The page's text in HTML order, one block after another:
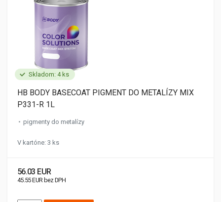
Skladom: 4 ks
HB BODY BASECOAT PIGMENT DO METALÍZY MIX
P331-R 1L
pigmenty do metalízy
V kartóne: 3 ks
56.03 EUR
45.55 EUR bez DPH